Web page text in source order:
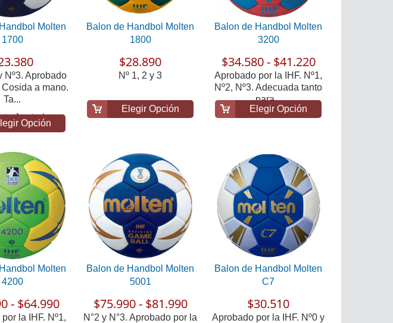
Molten
1700
Nº3. Aprobado
Cosida a mano.
Ta...
Agotado
Opción
Balon de Handbol Molten
1800
$28.890
Nº 1, 2 y 3
Elegir Opción
Balon de Handbol Molten
3200
$34.580 - $41.220
Aprobado por la IHF. Nº1,
Nº2, Nº3. Adecuada tanto
para...
Elegir Opción
Molten
4200
- $64.990
la IHF. Nº1,
Balon de Handbol Molten
5001
$75.990 - $81.990
N°2 y N°3. Aprobado por la
Balon de Handbol Molten
C7
$30.510
Aprobado por la IHF. Nº0 y